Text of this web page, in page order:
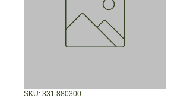
SKU: 331.880300